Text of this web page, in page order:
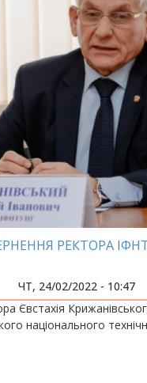
РЕКТОРА
ЧТ, 24/02/2022 - 10:47
Євстахія
національного